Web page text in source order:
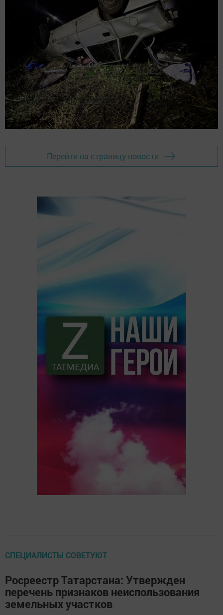
Перейти на страницу новости
СПЕЦИАЛИСТЫ СОВЕТУЮТ
Росреестр Татарстана: Утвержден
перечень признаков неиспользования
земельных участков